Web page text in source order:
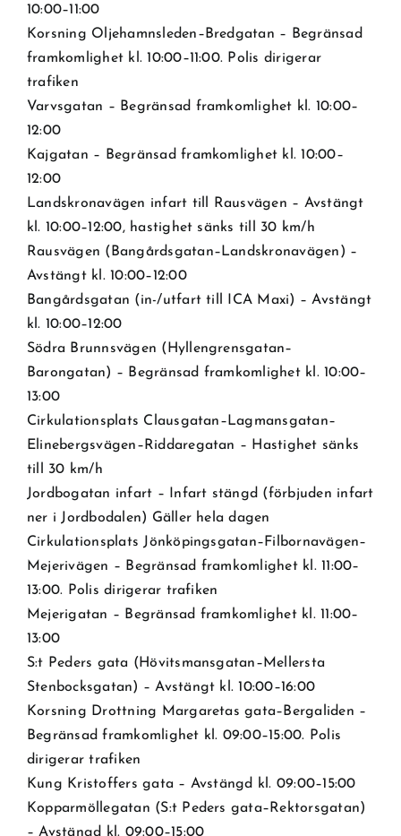
10:00–11:00
Korsning Oljehamnsleden–Bredgatan – Begränsad
framkomlighet kl. 10:00–11:00. Polis dirigerar
trafiken
Varvsgatan – Begränsad framkomlighet kl. 10:00–
12:00
Kajgatan – Begränsad framkomlighet kl. 10:00–
12:00
Landskronavägen infart till Rausvägen – Avstängt
kl. 10:00–12:00, hastighet sänks till 30 km/h
Rausvägen (Bangårdsgatan–Landskronavägen) –
Avstängt kl. 10:00–12:00
Bangårdsgatan (in-/utfart till ICA Maxi) – Avstängt
kl. 10:00–12:00
Södra Brunnsvägen (Hyllengrensgatan–
Barongatan) – Begränsad framkomlighet kl. 10:00–
13:00
Cirkulationsplats Clausgatan–Lagmansgatan–
Elinebergsvägen–Riddaregatan – Hastighet sänks
till 30 km/h
Jordbogatan infart – Infart stängd (förbjuden infart
ner i Jordbodalen) Gäller hela dagen
Cirkulationsplats Jönköpingsgatan–Filbornavägen–
Mejerivägen – Begränsad framkomlighet kl. 11:00–
13:00. Polis dirigerar trafiken
Mejerigatan – Begränsad framkomlighet kl. 11:00–
13:00
S:t Peders gata (Hövitsmansgatan–Mellersta
Stenbocksgatan) – Avstängt kl. 10:00–16:00
Korsning Drottning Margaretas gata–Bergaliden –
Begränsad framkomlighet kl. 09:00–15:00. Polis
dirigerar trafiken
Kung Kristoffers gata – Avstängd kl. 09:00–15:00
Kopparmöllegatan (S:t Peders gata–Rektorsgatan)
– Avstängd kl. 09:00–15:00